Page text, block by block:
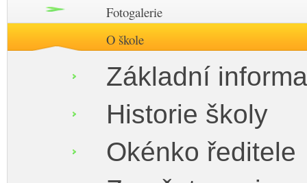
Fotogalerie
O škole
Základní
Historie školy
Okénko ředitele